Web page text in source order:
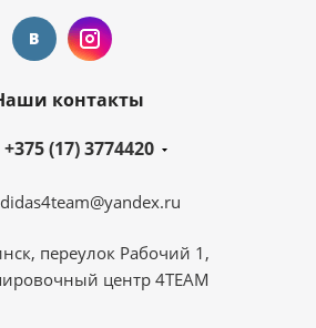
контакты
+375 (17) 3774420
переулок Рабочий 1,
центр 4TEAM